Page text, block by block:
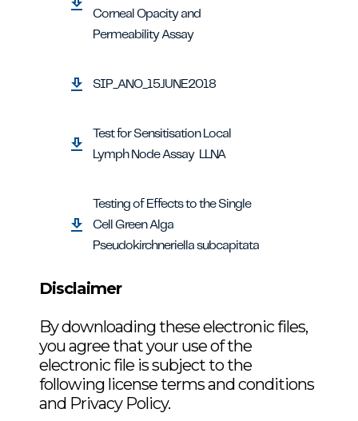
Corneal Opacity and
Permeability Assay
SIP_ANO_15JUNE2018
Test for Sensitisation Local
Lymph Node Assay LLNA
Testing of Effects to the Single
Cell Green Alga
Pseudokirchneriella subcapitata
Aberration Test in vitro_Nb2O5
Acute Dermal Toxicity_Nb2O5
Acute Oral ToxicityNb2O5
092576A
Aberration Test in vitroNb
Acute Dermal IrritationNb
092569A
Disclaimer
By downloading these electronic files,
you agree that your use of the
electronic file is subject to the
following license terms and conditions
and Privacy Policy.